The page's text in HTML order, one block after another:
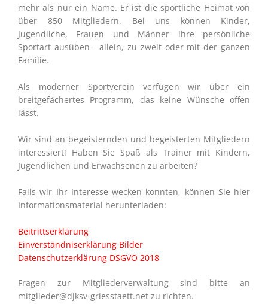
mehr als nur ein Name. Er ist die sportliche Heimat von
über 850 Mitgliedern. Bei uns können Kinder,
Jugendliche, Frauen und Männer ihre persönliche
Sportart ausüben - allein, zu zweit oder mit der ganzen
Familie.
Als moderner Sportverein verfügen wir über ein
breitgefächertes Programm, das keine Wünsche offen
lässt.
Wir sind an begeisternden und begeisterten Mitgliedern
interessiert! Haben Sie Spaß als Trainer mit Kindern,
Jugendlichen und Erwachsenen zu arbeiten?
Falls wir Ihr Interesse wecken konnten, können Sie hier
Informationsmaterial herunterladen:
Beitrittserklärung
Einverständniserklärung Bilder
Datenschutzerklärung DSGVO 2018
Fragen zur Mitgliederverwaltung sind bitte an
mitglieder@djksv-griesstaett.net zu richten.